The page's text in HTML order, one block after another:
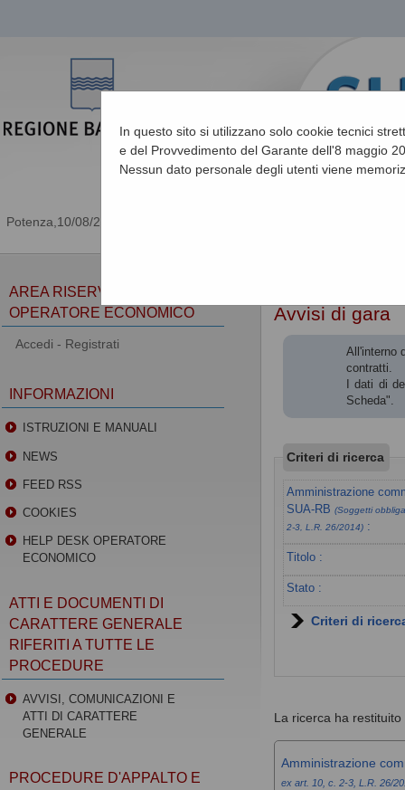
10/08/2026 13:22
In questo sito si utilizzano solo cookie tecnici
e del Provvedimento del Garante dell'8 maggio
Nessun dato personale degli utenti viene
Avvisi di gara
All'interno
contratti.
I dati di
Scheda".
Criteri di ricerca
Amministrazione
SUA-RB(Soggetti
2-3, L.R. 26/2014) :
Titolo :
Stato :
Criteri di
La ricerca ha restituito
Amministrazione
ex art. 10, c. 2-3, L.R. 26/
AREA RISERVATA
OPERATORE ECONOMICO
Accedi - Registrati
INFORMAZIONI
ISTRUZIONI E MANUALI
NEWS
FEED RSS
COOKIES
HELP DESK OPERATORE
ECONOMICO
ATTI E DOCUMENTI DI
CARATTERE GENERALE
RIFERITI A TUTTE LE
PROCEDURE
AVVISI, COMUNICAZIONI E
ATTI DI CARATTERE
GENERALE
PROCEDURE D'APPALTO E